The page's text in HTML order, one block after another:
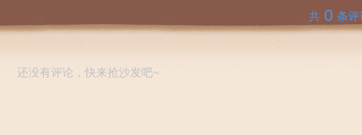
共 0 条评
还没有评论，快来抢沙发吧~